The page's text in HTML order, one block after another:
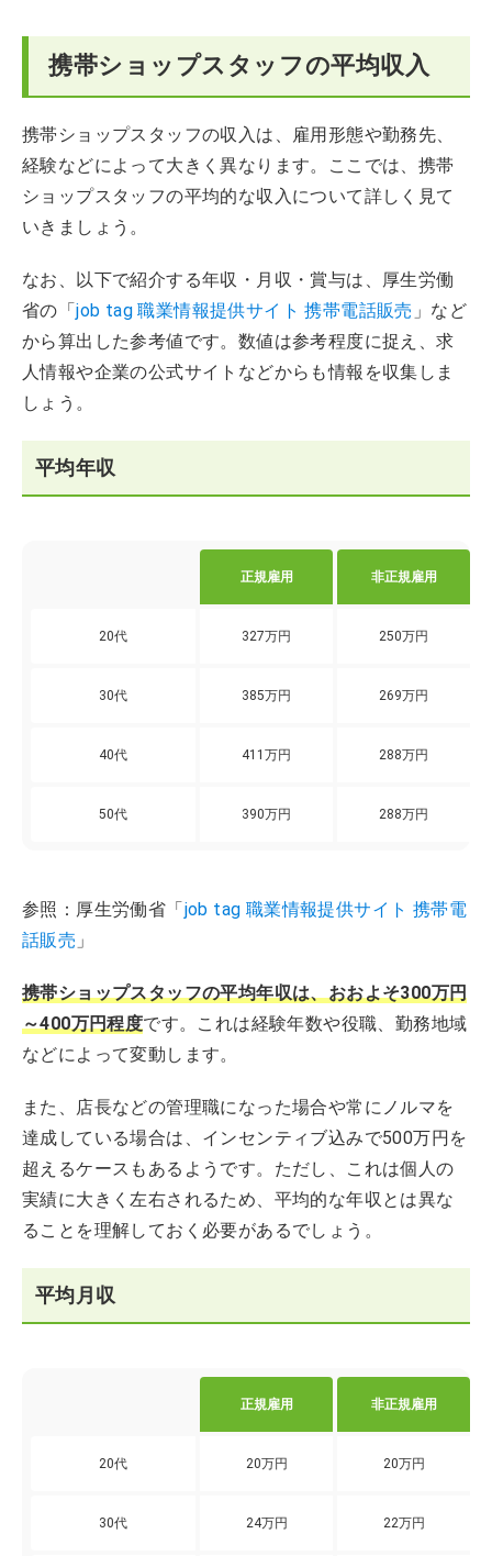
携帯ショップスタッフの平均収入
携帯ショップスタッフの収入は、雇用形態や勤務先、
経験などによって大きく異なります。ここでは、携帯
ショップスタッフの平均的な収入について詳しく見て
いきましょう。
なお、以下で紹介する年収・月収・賞与は、厚生労働
省の「job tag 職業情報提供サイト 携帯電話販売 」など
から算出した参考値です。数値は参考程度に捉え、求
人情報や企業の公式サイトなどからも情報を収集しま
しょう。
平均年収
正規雇用 非正規雇用
20代 327万円 250万円
30代 385万円 269万円
40代 411万円 288万円
50代 390万円 288万円
参照：厚生労働省「job tag 職業情報提供サイト 携帯電
話販売 」
携帯ショップスタッフの平均年収は、おおよそ300万円
～400万円程度です。これは経験年数や役職、勤務地域
などによって変動します。
また、店長などの管理職になった場合や常にノルマを
達成している場合は、インセンティブ込みで500万円を
超えるケースもあるようです。ただし、これは個人の
実績に大きく左右されるため、平均的な年収とは異な
ることを理解しておく必要があるでしょう。
平均月収
正規雇用 非正規雇用
20代 20万円 20万円
30代 24万円 22万円